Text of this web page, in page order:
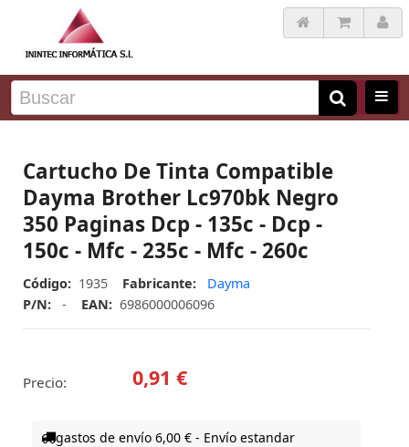
Cartucho De Tinta Compatible
Dayma Brother Lc970bk Negro
350 Paginas Dcp - 135c - Dcp -
150c - Mfc - 235c - Mfc - 260c
Código: 1935 Fabricante:
Dayma
P/N:
- EAN: 6986000006096
Precio: 0,91 €
gastos de envío 6,00 € - Envío estandar